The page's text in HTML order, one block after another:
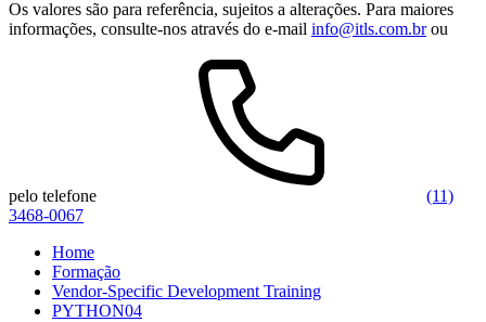
Os valores são para referência, sujeitos a alterações. Para maiores
informações, consulte-nos através do e-mail info@itls.com.brou
pelo telefone
(11)
3468-0067
Home
Formação
Vendor-Specific Development Training
PYTHON04